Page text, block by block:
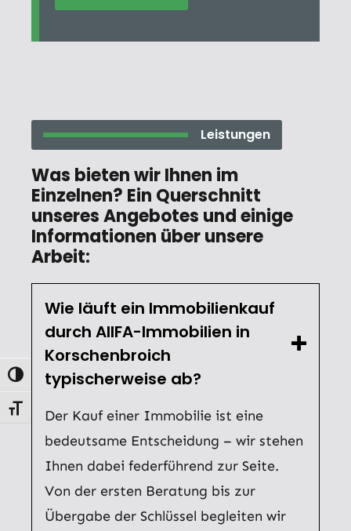
Umschalten auf hohe Kontraste
Schrift vergrößern
Leistungen
Was bieten wir Ihnen im
Einzelnen? Ein Querschnitt
unseres Angebotes und einige
Informationen über unsere
Arbeit:
Wie läuft ein Immobilienkauf
durch AllFA-Immobilien in
Korschenbroich
typischerweise ab?
Der Kauf einer Immobilie ist eine
bedeutsame Entscheidung – wir stehen
Ihnen dabei federführend zur Seite.
Von der ersten Beratung bis zur
Übergabe der Schlüssel begleiten wir